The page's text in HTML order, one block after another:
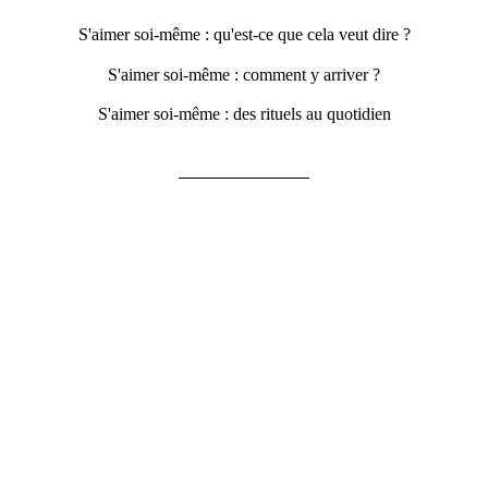
S'aimer soi-même : qu'est-ce que cela veut dire ?
S'aimer soi-même : comment y arriver ?
S'aimer soi-même : des rituels au quotidien